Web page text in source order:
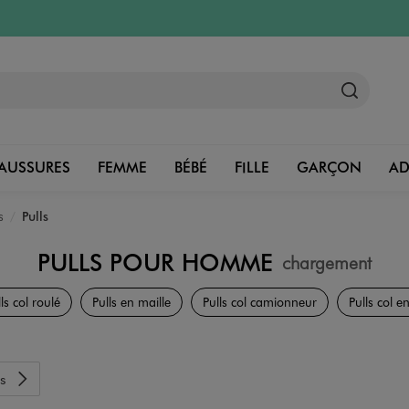
FEMME BÉBÉ FILLE GARÇON
Pulls
PULLS POUR HOMME chargement
Vêtements
col roulé Pulls en maille Pulls col camionneur Pulls col